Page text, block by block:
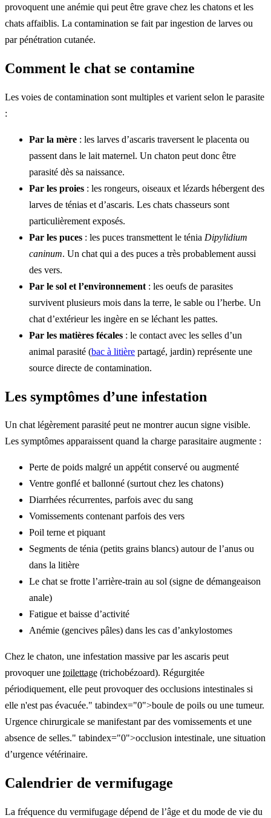
provoquent une anémie qui peut être grave chez les chatons et les
chats affaiblis. La contamination se fait par ingestion de larves ou
par pénétration cutanée.
Comment le chat se contamine
Les voies de contamination sont multiples et varient selon le parasite
:
Par la mère : les larves d’ascaris traversent le placenta ou
passent dans le lait maternel. Un chaton peut donc être
parasité dès sa naissance.
Par les proies : les rongeurs, oiseaux et lézards hébergent des
larves de ténias et d’ascaris. Les chats chasseurs sont
particulièrement exposés.
Par les puces : les puces transmettent le ténia Dipylidium
caninum. Un chat qui a des puces a très probablement aussi
des vers.
Par le sol et l’environnement : les oeufs de parasites
survivent plusieurs mois dans la terre, le sable ou l’herbe. Un
chat d’extérieur les ingère en se léchant les pattes.
Par les matières fécales : le contact avec les selles d’un
animal parasité (bac à litière partagé, jardin) représente une
source directe de contamination.
Les symptômes d’une infestation
Un chat légèrement parasité peut ne montrer aucun signe visible.
Les symptômes apparaissent quand la charge parasitaire augmente :
Perte de poids malgré un appétit conservé ou augmenté
Ventre gonflé et ballonné (surtout chez les chatons)
Diarrhées récurrentes, parfois avec du sang
Vomissements contenant parfois des vers
Poil terne et piquant
Segments de ténia (petits grains blancs) autour de l’anus ou
dans la litière
Le chat se frotte l’arrière-train au sol (signe de démangeaison
anale)
Fatigue et baisse d’activité
Anémie (gencives pâles) dans les cas d’ankylostomes
Chez le chaton, une infestation massive par les ascaris peut
provoquer une toilettage (trichobézoard). Régurgitée
périodiquement, elle peut provoquer des occlusions intestinales si
elle n'est pas évacuée." tabindex="0">boule de poils ou une tumeur.
Urgence chirurgicale se manifestant par des vomissements et une
absence de selles." tabindex="0">occlusion intestinale, une situation
d’urgence vétérinaire.
Calendrier de vermifugage
La fréquence du vermifugage dépend de l’âge et du mode de vie du